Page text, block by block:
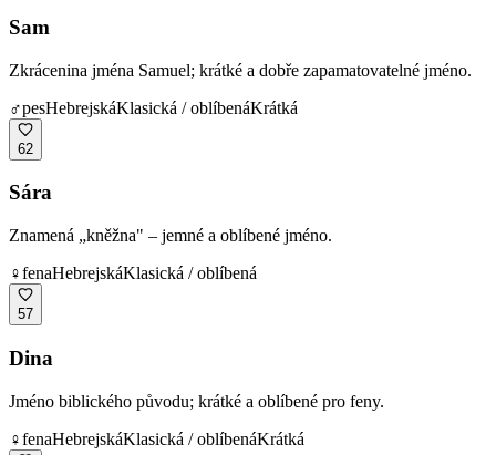
Sam
Zkrácenina jména Samuel; krátké a dobře zapamatovatelné jméno.
♂pesHebrejskáKlasická / oblíbenáKrátká
62
Sára
Znamená „kněžna" – jemné a oblíbené jméno.
♀fenaHebrejskáKlasická / oblíbená
57
Dina
Jméno biblického původu; krátké a oblíbené pro feny.
♀fenaHebrejskáKlasická / oblíbenáKrátká